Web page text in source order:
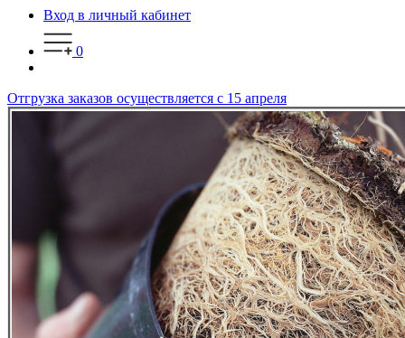
Вход в личный кабинет
0
Отгрузка заказов осуществляется с 15 апреля